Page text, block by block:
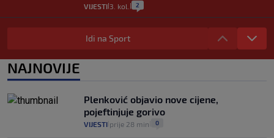
VIJESTI 3. kol. 2
Uzgajivač objasnio zašto kilogram
rajčica košta deset eura: "Nećete ih
vidjeti na akcijama u trgovinama"
8
Evo aktualnih cijena i nekoliko savjeta
da prođe što lakše i jeftinije
VIJESTI 2. kol. 0
Idi na Sport
NAJNOVIJE
Plenković objavio nove cijene,
pojeftinjuje gorivo
VIJESTI prije 28 min 0